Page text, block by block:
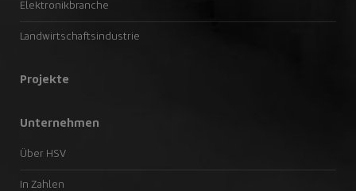
Elektronikbranche
Landwirtschaftsindustrie
Projekte
Unternehmen
Über HSV
In Zahlen